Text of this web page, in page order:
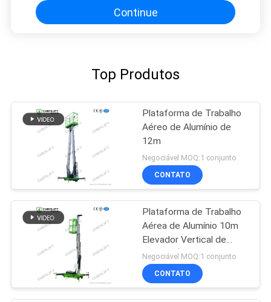
Continue
Top Produtos
Plataforma de Trabalho
Aéreo de Alumínio de
12m
Negociável MOQ:1 conjunto
CONTATO
Plataforma de Trabalho
Aérea de Alumínio 10m
Elevador Vertical de
Mastro Único
Negociável MOQ:1 conjunto
CONTATO